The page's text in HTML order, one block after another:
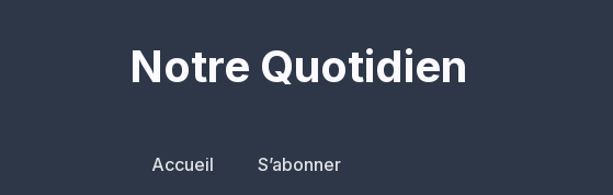
Notre Quotidien
Accueil S’abonner